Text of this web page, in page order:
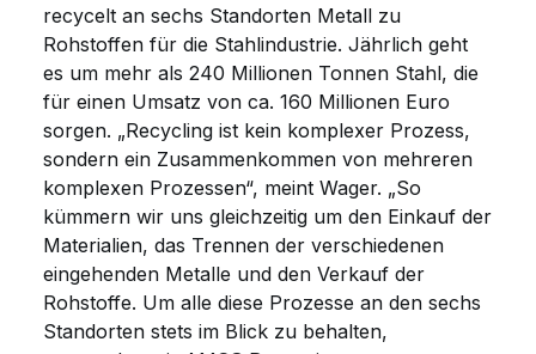
recycelt an sechs Standorten Metall zu
Rohstoffen für die Stahlindustrie. Jährlich geht
es um mehr als 240 Millionen Tonnen Stahl, die
für einen Umsatz von ca. 160 Millionen Euro
sorgen. „Recycling ist kein komplexer Prozess,
sondern ein Zusammenkommen von mehreren
komplexen Prozessen“, meint Wager. „So
kümmern wir uns gleichzeitig um den Einkauf der
Materialien, das Trennen der verschiedenen
eingehenden Metalle und den Verkauf der
Rohstoffe. Um alle diese Prozesse an den sechs
Standorten stets im Blick zu behalten,